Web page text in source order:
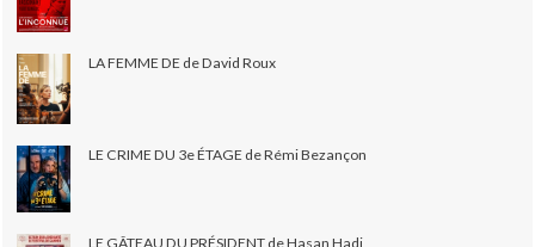
LA FEMME DE de David Roux
LE CRIME DU 3e ÉTAGE de Rémi Bezançon
LE GÂTEAU DU PRÉSIDENT de Hasan Hadi